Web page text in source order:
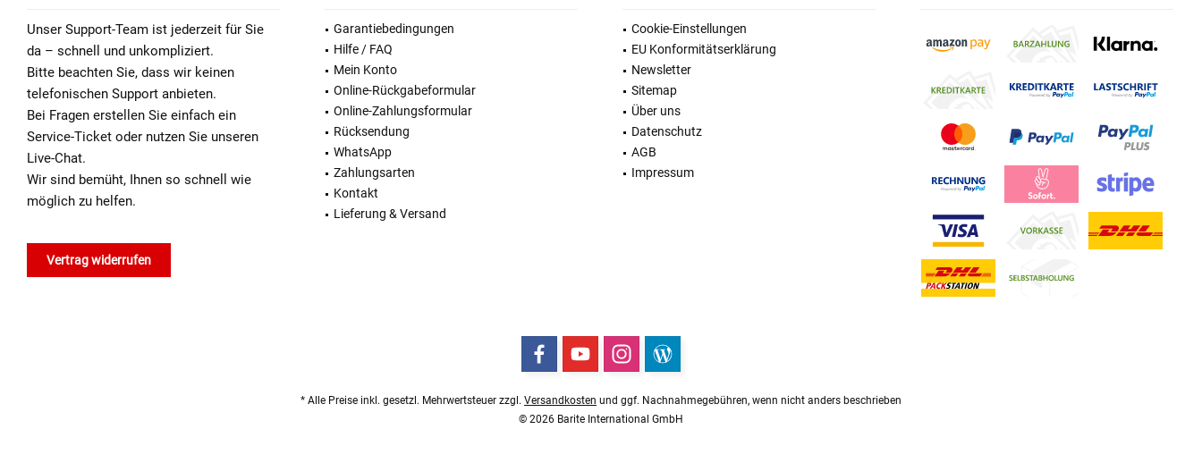
Unser Support-Team ist jederzeit für Sie
da – schnell und unkompliziert.
Bitte beachten Sie, dass wir keinen
telefonischen Support anbieten.
Bei Fragen erstellen Sie einfach ein
Service-Ticket oder nutzen Sie unseren
Live-Chat.
Wir sind bemüht, Ihnen so schnell wie
möglich zu helfen.
Vertrag widerrufen
Garantiebedingungen
Hilfe / FAQ
Mein Konto
Online-Rückgabeformular
Online-Zahlungsformular
Rücksendung
WhatsApp
Zahlungsarten
Kontakt
Lieferung & Versand
Cookie-Einstellungen
EU Konformitätserklärung
Newsletter
Sitemap
Über uns
Datenschutz
AGB
Impressum
* Alle Preise inkl. gesetzl. Mehrwertsteuer zzgl. Versandkosten und ggf. Nachnahmegebühren, wenn nicht anders beschrieben
© 2026 Barite International GmbH